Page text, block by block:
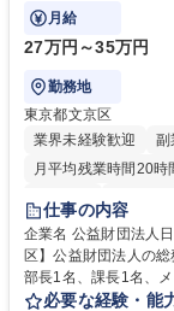
躍いただくことを期待して
月給
27万円～35万円
勤務地
東京都文京区
業界未経験歓迎
副
月平均残業時間20時
賞与あり
育休あり
食事補助あり
仕事の内容
企業名 公益財団法人日本アン
区】公益財団法人の総務人事業
部長1名、課長1名、
当者として業務を覚
必要な経験・能